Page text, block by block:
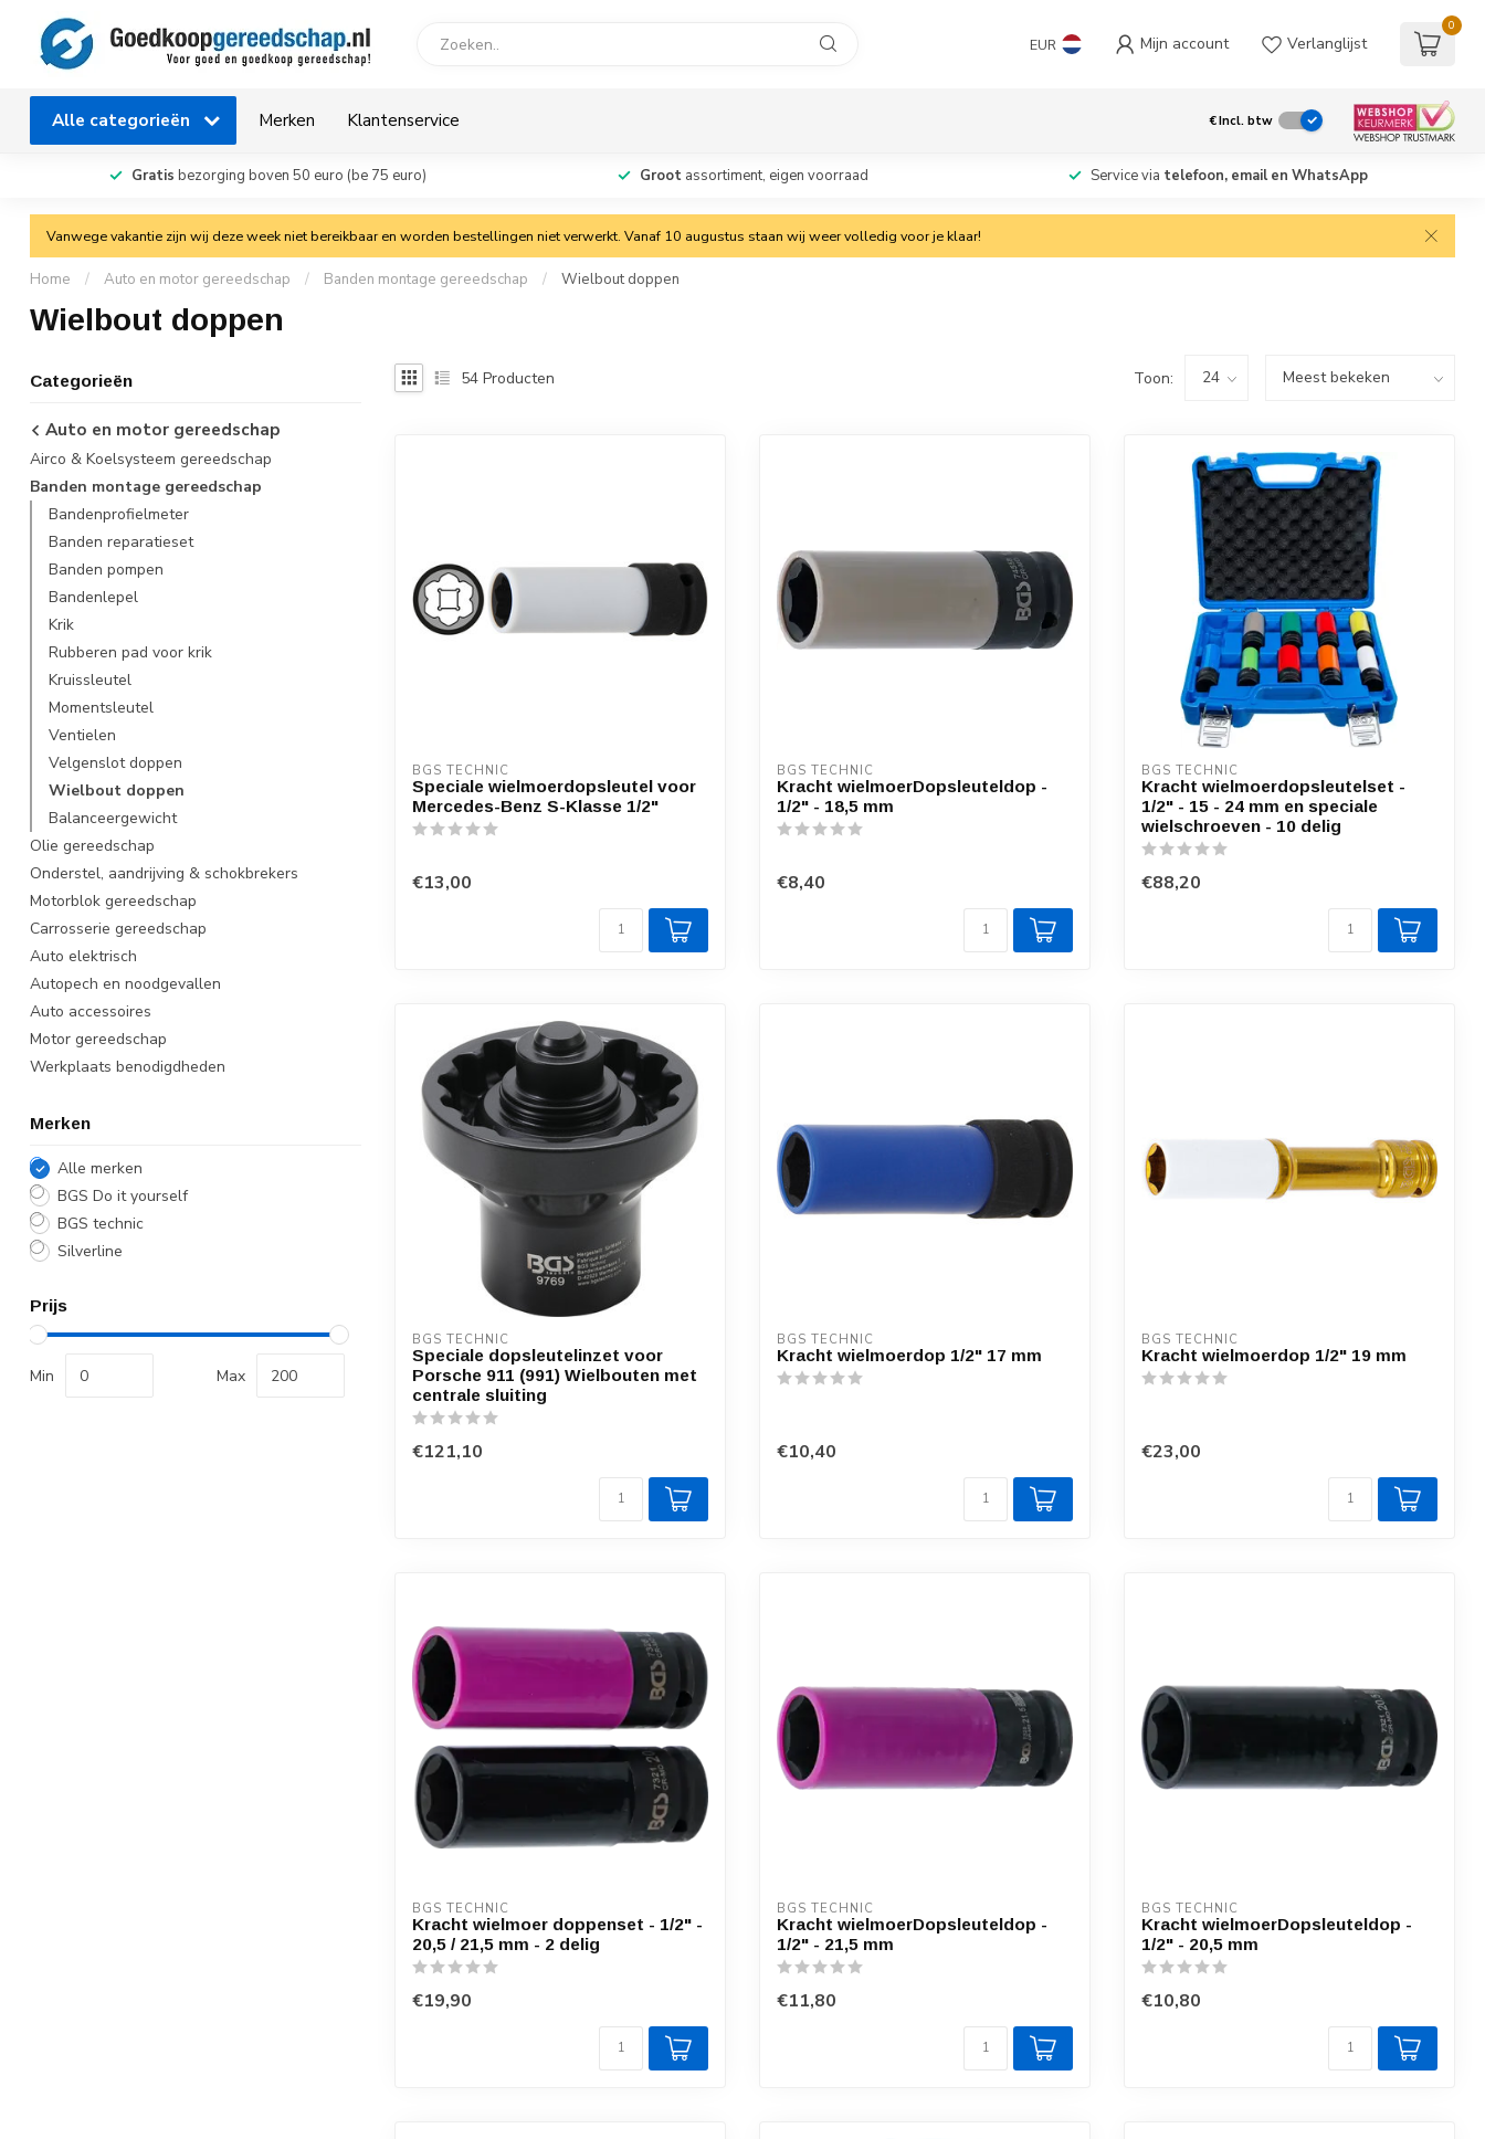
EUR Mijn account Verlanglijst
0
Alle categorieën Merken Klantenservice €Incl. btw
Gratis bezorging boven 50 euro (be 75 euro) Grootassortiment, eigen voorraad Service via telefoon, email en WhatsApp
Vanwege vakantie zijn wij deze week niet bereikbaar en worden bestellingen niet verwerkt. Vanaf 10 augustus staan wij weer volledig voor je klaar!
Home / Auto en motor gereedschap / Banden montage gereedschap / Wielbout doppen
Wielbout doppen
Categorieën
Auto en motor gereedschap
Airco & Koelsysteem gereedschap
Banden montage gereedschap
Bandenprofielmeter
Banden reparatieset
Banden pompen
Bandenlepel
Krik
Rubberen pad voor krik
Kruissleutel
Momentsleutel
Ventielen
Velgenslot doppen
Wielbout doppen
Balanceergewicht
Olie gereedschap
Onderstel, aandrijving & schokbrekers
Motorblok gereedschap
Carrosserie gereedschap
Auto elektrisch
Autopech en noodgevallen
Auto accessoires
Motor gereedschap
Werkplaats benodigdheden
Merken
Alle merken
BGS Do it yourself
BGS technic
Silverline
Prijs
Min Max
54 Producten Toon:
BGS TECHNIC
Speciale wielmoerdopsleutel voor
Mercedes-Benz S-Klasse 1/2"
€13,00
BGS TECHNIC
Kracht wielmoerDopsleuteldop -
1/2" - 18,5 mm
€8,40
BGS TECHNIC
Kracht wielmoerdopsleutelset -
1/2" - 15 - 24 mm en speciale
wielschroeven - 10 delig
€88,20
BGS TECHNIC
Speciale dopsleutelinzet voor
Porsche 911 (991) Wielbouten met
centrale sluiting
€121,10
BGS TECHNIC
Kracht wielmoerdop 1/2" 17 mm
€10,40
BGS TECHNIC
Kracht wielmoerdop 1/2" 19 mm
€23,00
BGS TECHNIC
Kracht wielmoer doppenset - 1/2" -
20,5 / 21,5 mm - 2 delig
€19,90
BGS TECHNIC
Kracht wielmoerDopsleuteldop -
1/2" - 21,5 mm
€11,80
BGS TECHNIC
Kracht wielmoerDopsleuteldop -
1/2" - 20,5 mm
€10,80